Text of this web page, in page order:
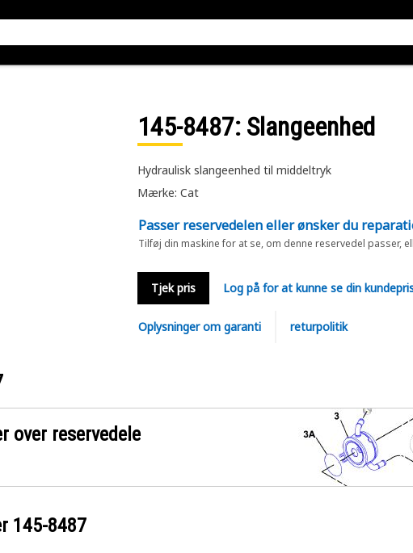
145-8487: Slangeenhed
Hydraulisk slangeenhed til middeltryk
Mærke: Cat
Passer reservedelen eller ønsker du
Tilføj din maskine for at se, om denne reservedel passer,
Tjek pris Log på for at kunne se din
Oplysninger om garanti returpolitik
over reservedele
145-8487